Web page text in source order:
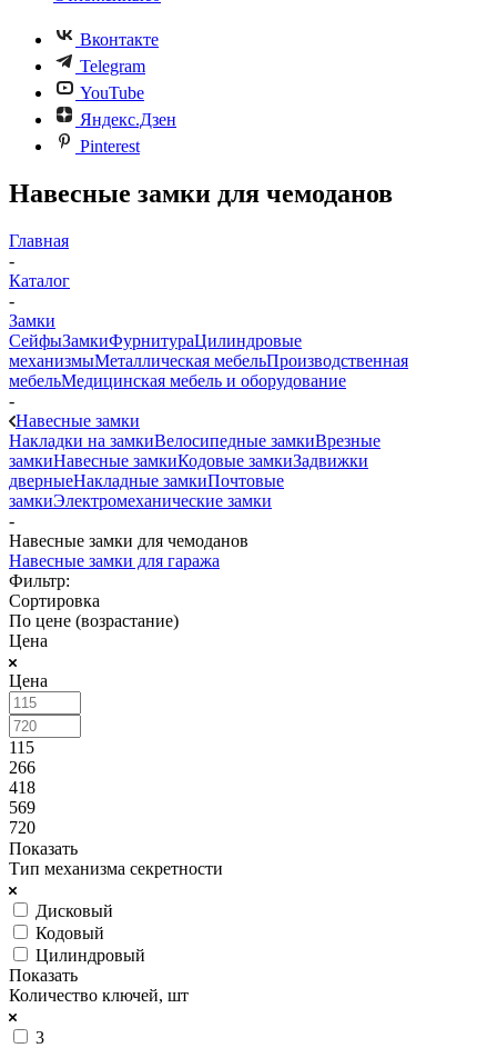
Вконтакте
Telegram
YouTube
Яндекс.Дзен
Pinterest
Навесные замки для чемоданов
Главная
-
Каталог
-
Замки
СейфыЗамкиФурнитураЦилиндровые
механизмыМеталлическая мебельПроизводственная
мебельМедицинская мебель и оборудование
-
Навесные замки
Накладки на замкиВелосипедные замкиВрезные
замкиНавесные замкиКодовые замкиЗадвижки
дверныеНакладные замкиПочтовые
замкиЭлектромеханические замки
-
Навесные замки для чемоданов
Навесные замки для гаража
Фильтр:
Сортировка
По цене (возрастание)
Цена
Цена
115
266
418
569
720
Показать
Тип механизма секретности
Дисковый
Кодовый
Цилиндровый
Показать
Количество ключей, шт
3